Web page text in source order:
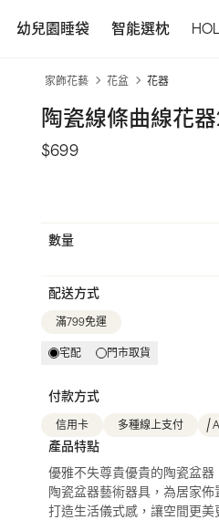
幼兒園睡袋 智能選枕
家飾花藝 花盆 花器
陶瓷線條曲線花器
$699
數量
配送方式
滿799免運
宅配 門市取貨
付款方式
信用卡 多種線上支付
產品特點
優雅不失尊貴優貴的陶瓷盆器
陶瓷盆器藝術器具，為居家佈
打造生活儀式感，讓空間更美